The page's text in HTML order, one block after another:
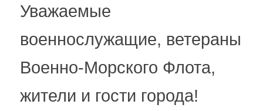
Уважаемые
военнослужащие, ветераны
Военно-Морского Флота,
жители и гости города!